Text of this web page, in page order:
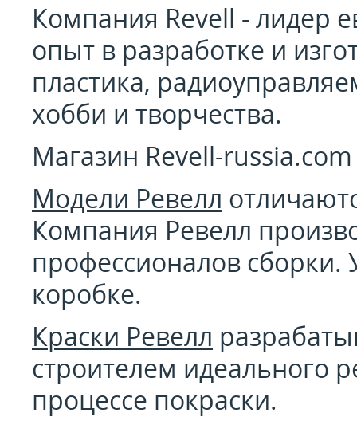
Компания Revell - лидер
опыт в разработке и
пластика,
хобби и творчества.
Магазин Revell-
Модели Ревелл
Компания Ревелл
профессионалов сборки.
коробке.
Краски Ревелл
строителем идеального
процессе покраски.